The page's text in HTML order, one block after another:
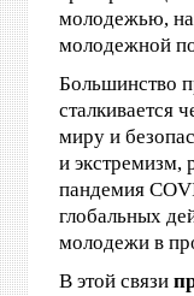
молодежью,
молодежной
Большинство
сталкивается
миру и
и экстремизм,
пандемия
глобальных
молодежи в
В этой связи